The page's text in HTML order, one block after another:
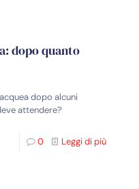
dopo quanto
dopo alcuni
attendere?
0 Leggi di più